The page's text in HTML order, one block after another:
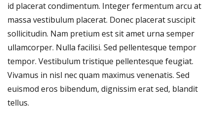
id placerat condimentum. Integer fermentum arcu at
massa vestibulum placerat. Donec placerat suscipit
sollicitudin. Nam pretium est sit amet urna semper
ullamcorper. Nulla facilisi. Sed pellentesque tempor
tempor. Vestibulum tristique pellentesque feugiat.
Vivamus in nisl nec quam maximus venenatis. Sed
euismod eros bibendum, dignissim erat sed, blandit
tellus.